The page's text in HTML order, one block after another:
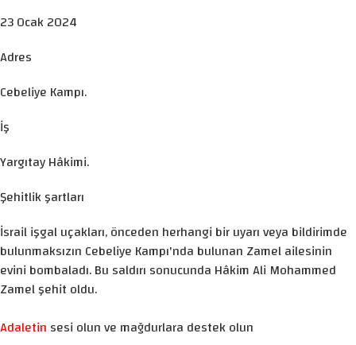
23 Ocak 2024
Adres
Cebeliye Kampı.
İş
Yargıtay Hâkimi.
Şehitlik şartları
İsrail işgal uçakları, önceden herhangi bir uyarı veya bildirimde
bulunmaksızın Cebeliye Kampı'nda bulunan Zamel ailesinin
evini bombaladı. Bu saldırı sonucunda Hâkim Ali Mohammed
Zamel şehit oldu.
Adaletin sesi olun ve mağdurlara destek olun